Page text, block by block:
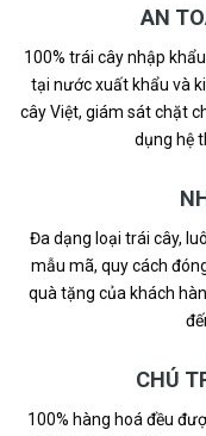
AN
100% trái cây nhập
tại nước xuất khẩu và
cây Việt, giám sát chặt
dụng hệ
Đa dạng loại trái cây,
mẫu mã, quy cách
quà tặng của khách
CHÚ
100% hàng hoá đều